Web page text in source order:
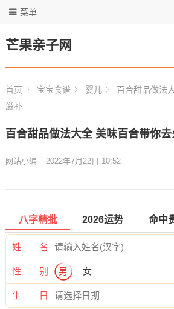
芒果亲子网
菜单
首页 宝宝食谱 婴儿
百合甜品做法
滋补
百合甜品做法大全 美味百合带你
网站小编 2022年7月22日 10:52
八字精批 2026运势 命中
姓 名
性 别 男 女
生 日